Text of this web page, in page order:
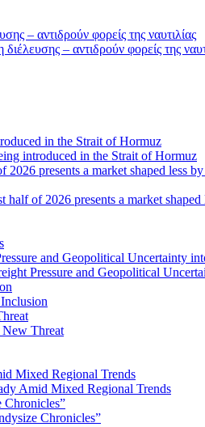
– αντιδρούν φορείς της
introduced in the Strait of Hormuz
of 2026 presents a market
Pressure and Geopolitical
New Threat
Amid Mixed Regional Trends
Chronicles”